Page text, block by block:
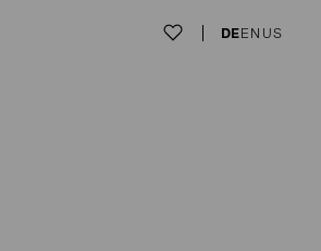
DEEN US